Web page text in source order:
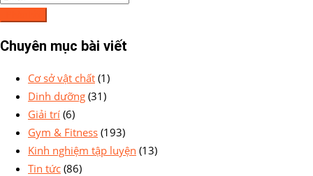
Chuyên mục bài viết
Cơ sở vật chất (1)
Dinh dưỡng (31)
Giải trí (6)
Gym & Fitness (193)
Kinh nghiệm tập luyện (13)
Tin tức (86)